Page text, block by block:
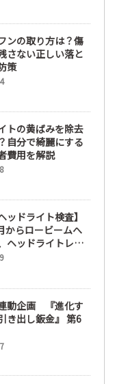
ンの取り方は？傷
さない正しい落と
策
トの黄ばみを除去
自分で綺麗にする
費用を解説
ッドライト検査】
からロービームへ
ヘッドライトレン
ーティングも重要
動企画 『進化す
き出し鈑金』 第6